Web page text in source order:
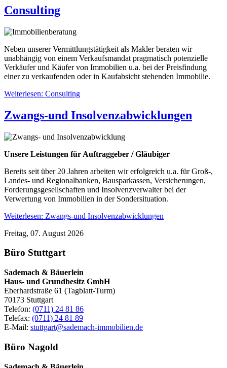
Consulting
Neben unserer Vermittlungstätigkeit als Makler beraten wir
unabhängig von einem Verkaufsmandat pragmatisch potenzielle
Verkäufer und Käufer von Immobilien u.a. bei der Preisfindung
einer zu verkaufenden oder in Kaufabsicht stehenden Immobilie.
Weiterlesen: Consulting
Zwangs-und Insolvenzabwicklungen
Unsere Leistungen für Auftraggeber / Gläubiger
Bereits seit über 20 Jahren arbeiten wir erfolgreich u.a. für Groß-,
Landes- und Regionalbanken, Bausparkassen, Versicherungen,
Forderungsgesellschaften und Insolvenzverwalter bei der
Verwertung von Immobilien in der Sondersituation.
Weiterlesen: Zwangs-und Insolvenzabwicklungen
Freitag, 07. August 2026
Büro Stuttgart
Sademach & Bäuerlein
Haus- und Grundbesitz GmbH
Eberhardstraße 61 (Tagblatt-Turm)
70173 Stuttgart
Telefon: (0711) 24 81 86
Telefax: (0711) 24 81 89
E-Mail: stuttgart@sademach-immobilien.de
Büro Nagold